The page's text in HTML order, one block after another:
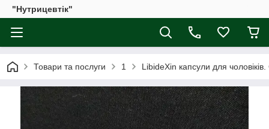
"Нутрицевтік"
Товари та послуги 1 LibideXin капсули для чоловіків.